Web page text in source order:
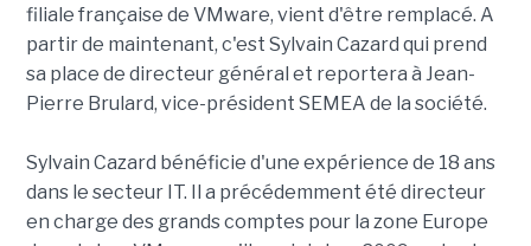
filiale française de VMware, vient d'être remplacé. A
partir de maintenant, c'est Sylvain Cazard qui prend
sa place de directeur général et reportera à Jean-
Pierre Brulard, vice-président SEMEA de la société.
Sylvain Cazard bénéficie d'une expérience de 18 ans
dans le secteur IT. Il a précédemment été directeur
en charge des grands comptes pour la zone Europe